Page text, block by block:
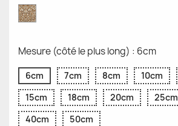
Paillettes
d'Or
Mesure (côté le plus long) : 6cm
6cm 7cm 8cm 10cm
15cm
18cm 20cm 25cm
40cm
50cm